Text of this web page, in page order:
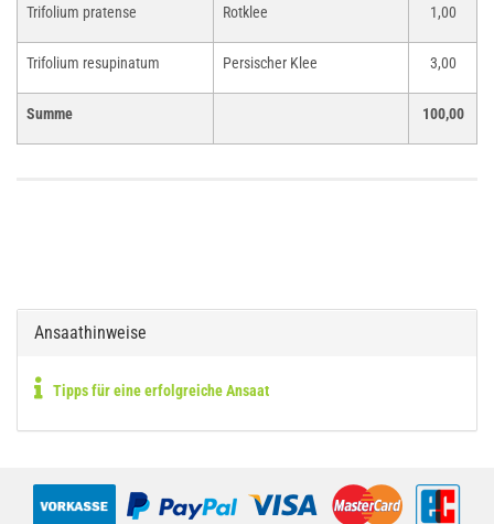
Trifolium pratense Rotklee 1,00
Trifolium resupinatum Persischer Klee 3,00
Summe 100,00
Ansaathinweise
Tipps für eine erfolgreiche Ansaat